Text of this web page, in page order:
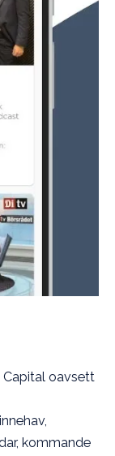
Capital oavsett
kommande